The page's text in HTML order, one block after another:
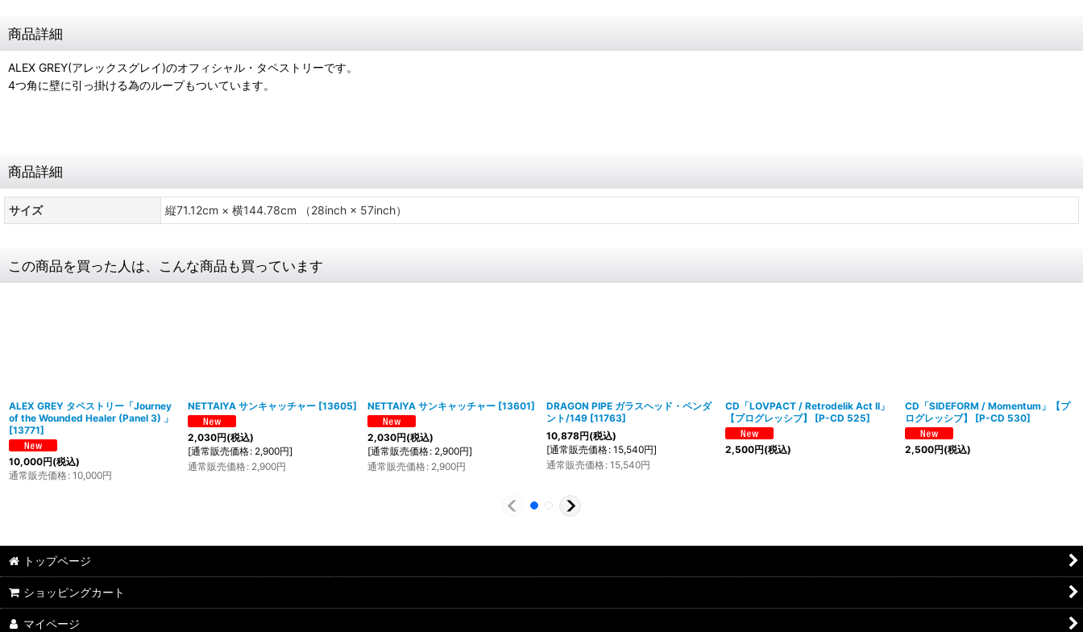
商品詳細
ALEX GREY(アレックスグレイ)のオフィシャル・タペストリーです。
4つ角に壁に引っ掛ける為のループもついています。
商品詳細
サイズ 縦71.12cm × 横144.78cm （28inch × 57inch）
この商品を買った人は、こんな商品も買っています
ALEX GREY タペストリー「Journey
of the Wounded Healer (Panel 3) 」
[13771]
10,000円(税込)
通常販売価格: 10,000円
NETTAIYA サンキャッチャー [13605]
2,030円(税込)
[通常販売価格: 2,900円]
通常販売価格: 2,900円
NETTAIYA サンキャッチャー [13601]
2,030円(税込)
[通常販売価格: 2,900円]
通常販売価格: 2,900円
DRAGON PIPE ガラスヘッド・ペンダ
ント/149 [11763]
10,878円(税込)
[通常販売価格: 15,540円]
通常販売価格: 15,540円
CD「LOVPACT / Retrodelik Act II」
【プログレッシブ】
[P-CD 525]
2,500円(税込)
CD「SIDEFORM / Momentum」【プ
ログレッシブ】
[P-CD 530]
2,500円(税込)
トップページ
ショッピングカート
マイページ